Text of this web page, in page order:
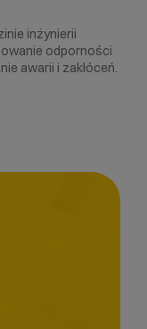
inżynierii
odporności
awarii i zakłóceń.